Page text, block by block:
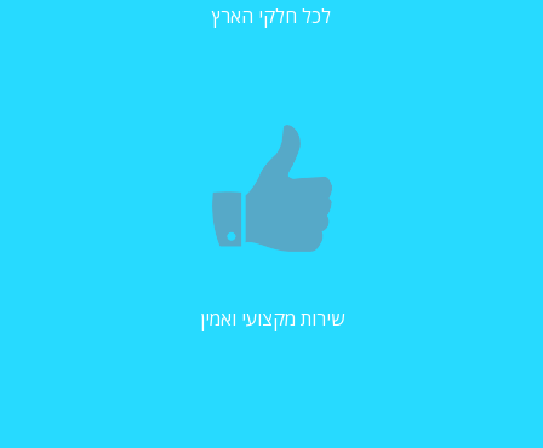
לכל חלקי הארץ
שירות מקצועי ואמין